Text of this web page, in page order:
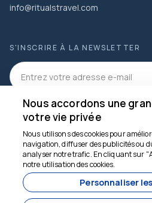
depuis
info@ritualstravel.com
S'INSCRIRE À LA NEWSLETTER
RÉSEAUX SOCIAUX
Nous accordons une
votre vie privée
Nous utilisons des cookies pour
navigation, diffuser des publicités ou
analyser notre trafic. En cliquant sur
notre utilisation des cookies.
Personnaliser
Nous sommes là pour
vous aider